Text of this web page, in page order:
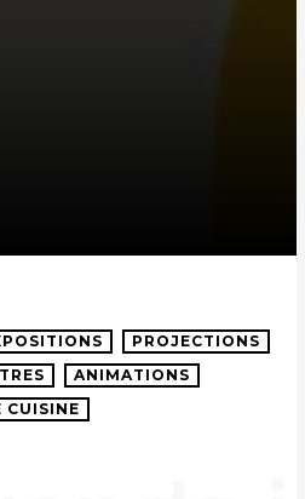
PROJECTIONS
ANIMATIONS
CUISINE